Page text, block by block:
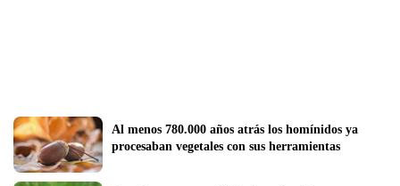
Al menos 780.000 años atrás los homínidos ya
procesaban vegetales con sus herramientas